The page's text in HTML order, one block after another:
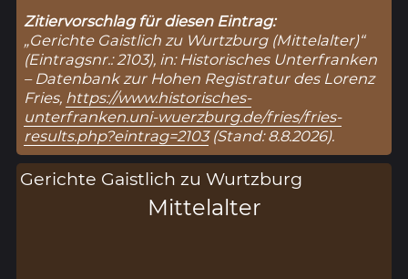
Zitiervorschlag für diesen Eintrag:
„Gerichte Gaistlich zu Wurtzburg (Mittelalter)“
(Eintragsnr.: 2103), in: Historisches Unterfranken
– Datenbank zur Hohen Registratur des Lorenz
Fries, https://www.historisches-
unterfranken.uni-wuerzburg.de/fries/fries-
results.php?eintrag=2103(Stand: 8.8.2026).
Gerichte Gaistlich zu Wurtzburg
Mittelalter